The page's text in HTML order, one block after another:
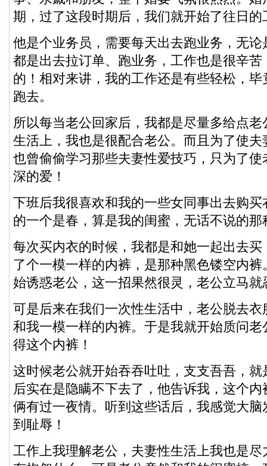
期，过了这段时期后，我们就开始了往日的
他是个业务员，需要每天出去跑业务，无
都是出去拉订单、跑业务，工作也是很辛
的！相对来讲，我的工作还是有些轻松，
跑去。
所以每当老公回家后，我都是尽量多给点
生活上，我也是很配合老公。而且为了使
也曾偷偷学习那些夫妻性爱技巧，只为了
深的爱！
下班后我很喜欢和我的一些女同事出去购
的一个是春，算是我的闺蜜，无话不说的那
每次买内衣的时候，我都是和她一起出去
了个一模一样的内裤，是那种黑色镂空内
始诱惑老公，这一招果然很灵，老公立马
可是后来在我们一次性生活中，老公脱去
和我一模一样的内裤。于是我就开始质问
得这个内裤！
这时候老公就开始吞吞吐吐，支支吾吾，
后实在是隐瞒不下去了，他告诉我，这个
俩有过一夜情。听到这些话后，我感觉大
到耻辱！
工作上我理解老公，夫妻性生活上我也是